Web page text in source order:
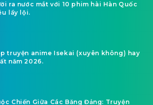
ra nước mắt với 10 phim hài Hàn Quốc
lầy lội.
truyện anime Isekai (xuyên không) hay
năm 2026.
Chiến Giữa Các Băng Đảng: Truyện